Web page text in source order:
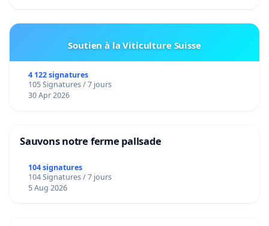
Soutien à la Viticulture Suisse
4 122 signatures
105 Signatures / 7 jours
30 Apr 2026
Sauvons notre ferme pallsade
104 signatures
104 Signatures / 7 jours
5 Aug 2026